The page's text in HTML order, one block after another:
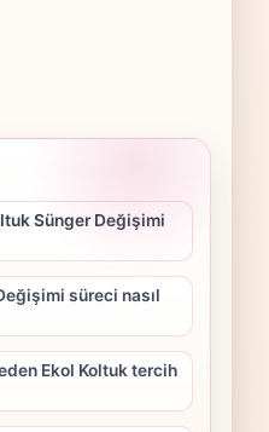
Sünger Değişimi
süreci nasıl
Ekol Koltuk tercih